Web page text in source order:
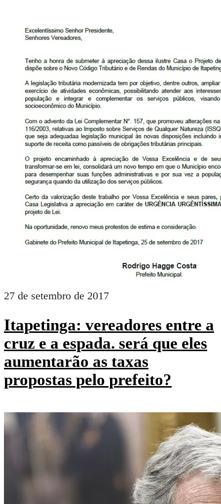
27 de setembro de 2017
Itapetinga: vereadores entre a
cruz e a espada. será que eles
aumentarão as taxas
propostas pelo prefeito?